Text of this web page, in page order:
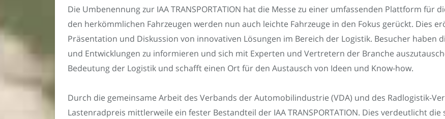
Die Umbenennung zur IAA TRANSPORTATION hat die Messe zu einer umfassenden Plattform für
den herkömmlichen Fahrzeugen werden nun auch leichte Fahrzeuge in den Fokus gerückt. Dies
Präsentation und Diskussion von innovativen Lösungen im Bereich der Logistik. Besucher haben
und Entwicklungen zu informieren und sich mit Experten und Vertretern der Branche
Bedeutung der Logistik und schafft einen Ort für den Austausch von Ideen und Know-how.
Durch die gemeinsame Arbeit des Verbands der Automobilindustrie (VDA) und des Radlogistik-
Lastenradpreis mittlerweile ein fester Bestandteil der IAA TRANSPORTATION. Dies verdeutlicht